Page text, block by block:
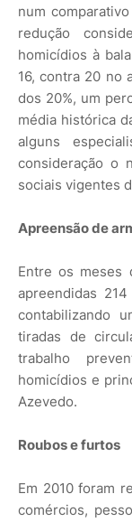
num
redução
homicídios à
16, contra 20 no
dos 20%, um
média histórica
alguns
consideração o
sociais vigentes
Apreensão de
Entre os meses
apreendidas
contabilizando
tiradas de
trabalho
homicídios e
Azevedo.
Roubos e furtos
Em 2010 foram
comércios,